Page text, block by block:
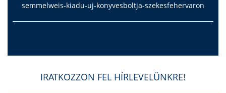
semmelweis-kiadu-uj-konyvesboltja-szekesfehervaron
IRATKOZZON FEL HÍRLEVELÜNKRE!